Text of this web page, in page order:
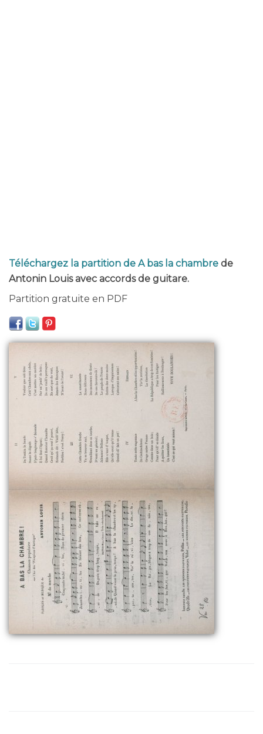
Téléchargez la partition de A bas la chambre de
Antonin Louis avec accords de guitare.
Partition gratuite en PDF